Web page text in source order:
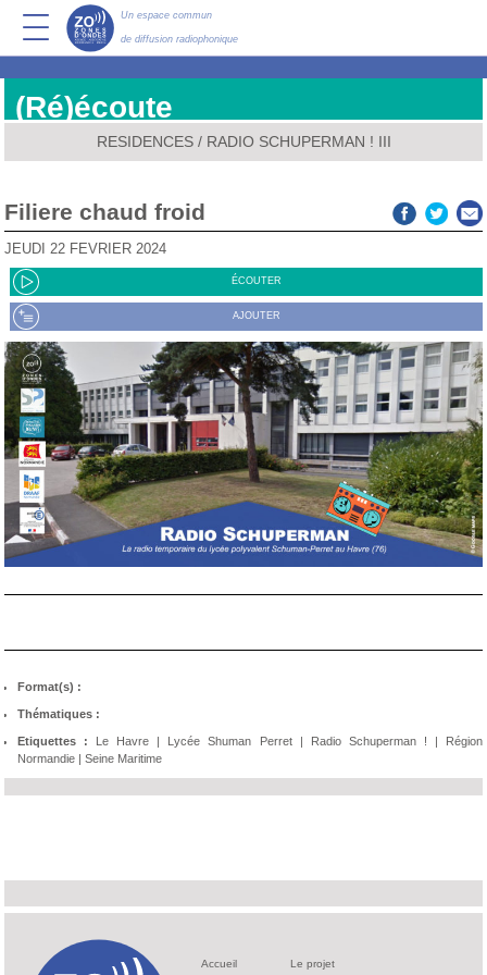
Un espace commun
de diffusion radiophonique
(Ré)écoute
RESIDENCES/ RADIO SCHUPERMAN ! III
Filiere chaud froid
JEUDI 22 FÉVRIER 2024
ÉCOUTER
AJOUTER
Format(s) :
Thématiques :
Etiquettes : Le Havre | Lycée Shuman Perret| Radio Schuperman ! | Région
Normandie | Seine Maritime
Accueil Le projet